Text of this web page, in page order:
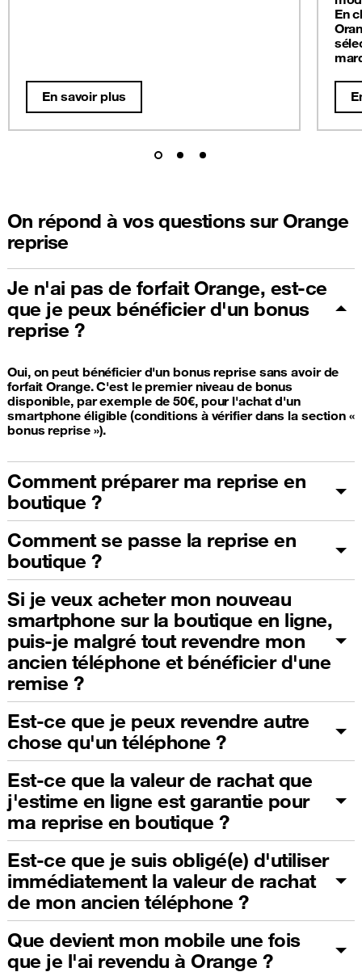
En savoir plus
En
On répond à vos questions sur Orange
reprise
Je n'ai pas de forfait Orange, est-ce
que je peux bénéficier d'un bonus
reprise ?
Oui, on peut bénéficier d'un bonus reprise sans avoir de
forfait Orange. C'est le premier niveau de bonus
disponible, par exemple de 50€, pour l'achat d'un
smartphone éligible (conditions à vérifier dans la section «
bonus reprise »).
Comment préparer ma reprise en
boutique ?
Comment se passe la reprise en
boutique ?
Si je veux acheter mon nouveau
smartphone sur la boutique en ligne,
puis-je malgré tout revendre mon
ancien téléphone et bénéficier d'une
remise ?
Est-ce que je peux revendre autre
chose qu'un téléphone ?
Est-ce que la valeur de rachat que
j'estime en ligne est garantie pour
ma reprise en boutique ?
Est-ce que je suis obligé(e) d'utiliser
immédiatement la valeur de rachat
de mon ancien téléphone ?
Que devient mon mobile une fois
que je l'ai revendu à Orange ?